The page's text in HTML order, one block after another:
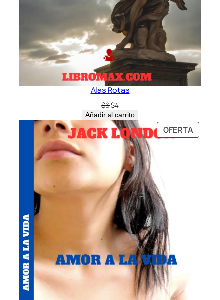
Alas Rotas
$6El
precio
original
era:
$6.
$4El
precio
actual
es:
$4.
Añadir al carrito
OFERTA
EN